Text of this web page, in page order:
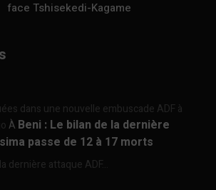
face Tshisekedi-Kagame
dans une nouvelle embuscade ADF à
À Beni : Le bilan de la dernière
passe de 12 à 17 morts
dernière attaque ADF...